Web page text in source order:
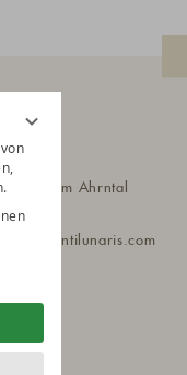
im Ahrntal
montilunaris.com